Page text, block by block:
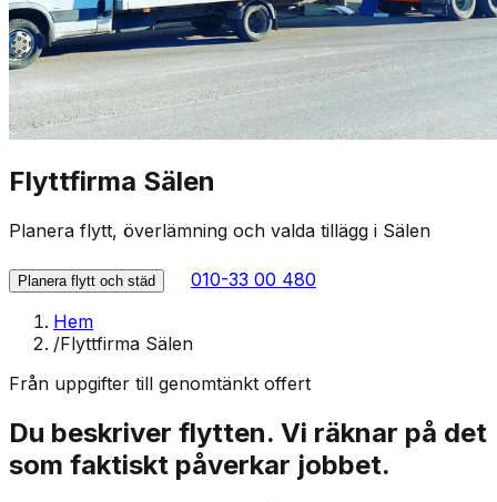
Flyttfirma Sälen
Planera flytt, överlämning och valda tillägg i Sälen
Planera flytt och städ
010-33 00 480
Hem
/Flyttfirma Sälen
Från uppgifter till genomtänkt offert
Du beskriver flytten. Vi räknar på det
som faktiskt påverkar jobbet.